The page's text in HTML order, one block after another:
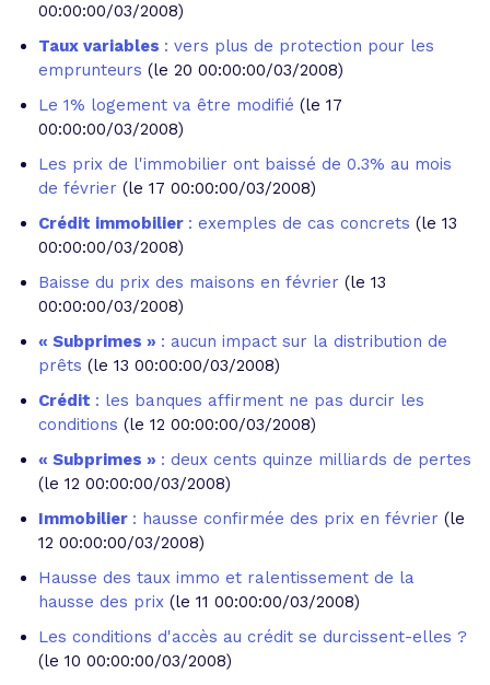
00:00:00/03/2008)
Taux variables : vers plus de protection pour les
emprunteurs (le 20 00:00:00/03/2008)
Le 1% logement va être modifié (le 17
00:00:00/03/2008)
Les prix de l'immobilier ont baissé de 0.3% au mois
de février (le 17 00:00:00/03/2008)
Crédit immobilier : exemples de cas concrets (le 13
00:00:00/03/2008)
Baisse du prix des maisons en février (le 13
00:00:00/03/2008)
« Subprimes » : aucun impact sur la distribution de
prêts (le 13 00:00:00/03/2008)
Crédit : les banques affirment ne pas durcir les
conditions (le 12 00:00:00/03/2008)
« Subprimes » : deux cents quinze milliards de pertes
(le 12 00:00:00/03/2008)
Immobilier : hausse confirmée des prix en février (le
12 00:00:00/03/2008)
Hausse des taux immo et ralentissement de la
hausse des prix (le 11 00:00:00/03/2008)
Les conditions d'accès au crédit se durcissent-elles ?
(le 10 00:00:00/03/2008)